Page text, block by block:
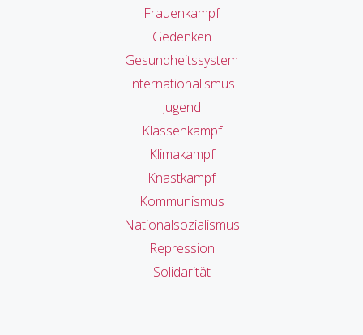
Frauenkampf
Gedenken
Gesundheitssystem
Internationalismus
Jugend
Klassenkampf
Klimakampf
Knastkampf
Kommunismus
Nationalsozialismus
Repression
Solidarität